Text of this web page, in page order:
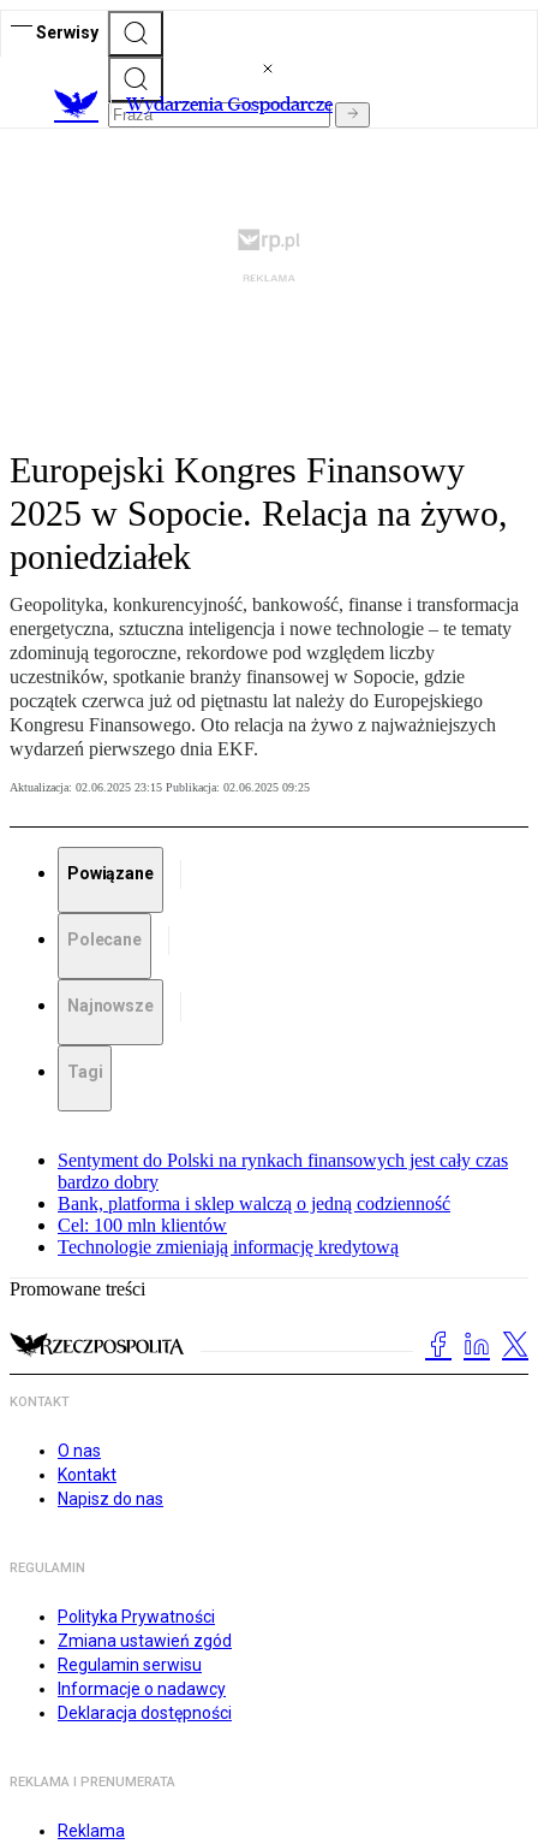
Serwisy
Wydarzenia Gospodarcze
Europejski Kongres Finansowy
2025 w Sopocie. Relacja na żywo,
poniedziałek
Geopolityka, konkurencyjność, bankowość, finanse i transformacja
energetyczna, sztuczna inteligencja i nowe technologie – te tematy
zdominują tegoroczne, rekordowe pod względem liczby
uczestników, spotkanie branży finansowej w Sopocie, gdzie
początek czerwca już od piętnastu lat należy do Europejskiego
Kongresu Finansowego. Oto relacja na żywo z najważniejszych
wydarzeń pierwszego dnia EKF.
Aktualizacja: 02.06.2025 23:15 Publikacja: 02.06.2025 09:25
Powiązane
Polecane
Najnowsze
Tagi
Sentyment do Polski na rynkach finansowych jest cały czas
bardzo dobry
Bank, platforma i sklep walczą o jedną codzienność
Cel: 100 mln klientów
Technologie zmieniają informację kredytową
Promowane treści
KONTAKT
O nas
Kontakt
Napisz do nas
REGULAMIN
Polityka Prywatności
Zmiana ustawień zgód
Regulamin serwisu
Informacje o nadawcy
Deklaracja dostępności
REKLAMA I PRENUMERATA
Reklama